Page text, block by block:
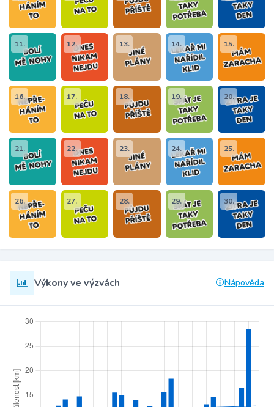
11. 12. 13. 14. 15.
16. 17. 18. 19. 20.
21. 22. 23. 24. 25.
26. 27. 28. 29. 30.
Výkony ve výzvách Nápověda